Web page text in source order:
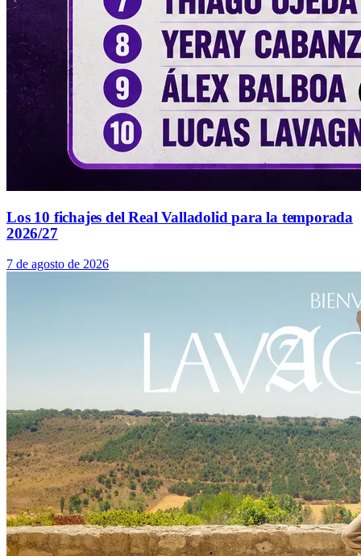
Los 10 fichajes del Real Valladolid para la temporada
2026/27
7 de agosto de 2026